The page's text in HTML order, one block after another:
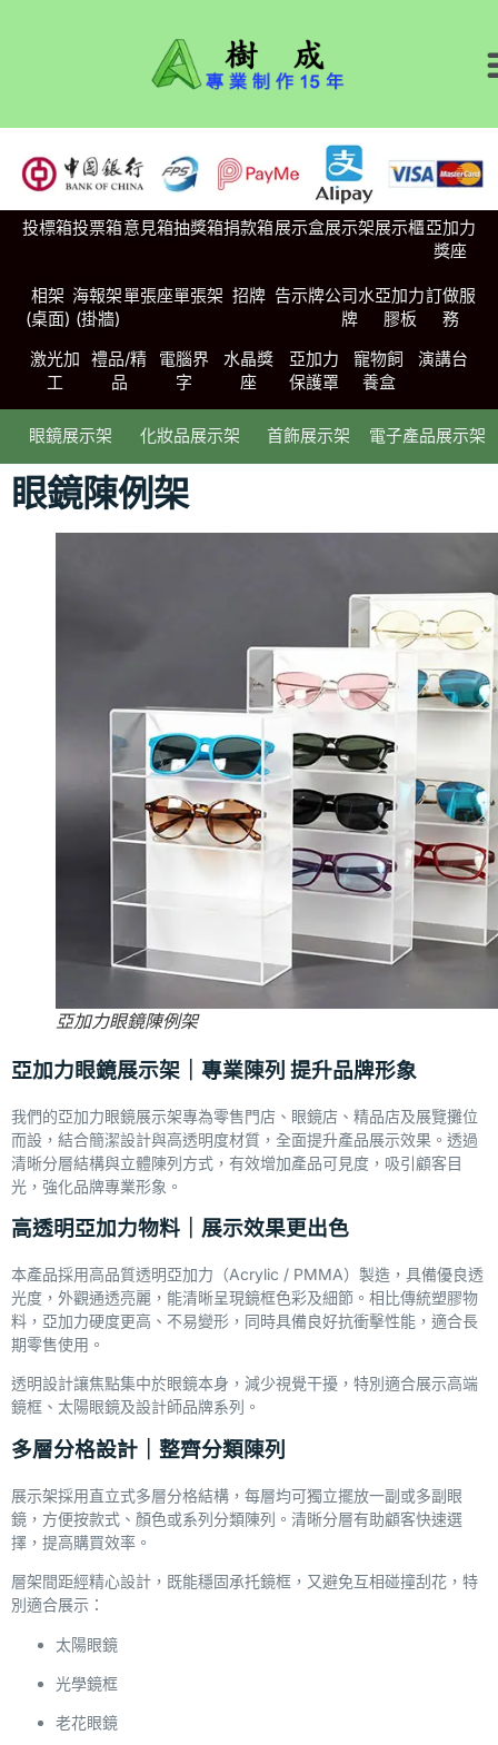
投標箱投票箱意見箱抽獎箱捐款箱展示盒展示架展示櫃亞加力
獎座
相架
(桌面)
海報架
(掛牆)
單張座單張架 招牌 告示牌公司水
牌
亞加力
膠板
訂做服
務
激光加
工
禮品/精
品
電腦界
字
水晶獎
座
亞加力
保護罩
寵物飼
養盒
演講台
眼鏡展示架 化妝品展示架 首飾展示架 電子產品展示架
眼鏡陳例架​
亞加力眼鏡陳例架
亞加力眼鏡展示架｜專業陳列 提升品牌形象
我們的亞加力眼鏡展示架專為零售門店、眼鏡店、精品店及展覽攤位
而設，結合簡潔設計與高透明度材質，全面提升產品展示效果。透過
清晰分層結構與立體陳列方式，有效增加產品可見度，吸引顧客目
光，強化品牌專業形象。
高透明亞加力物料｜展示效果更出色
本產品採用高品質透明亞加力（Acrylic / PMMA）製造，具備優良透
光度，外觀通透亮麗，能清晰呈現鏡框色彩及細節。相比傳統塑膠物
料，亞加力硬度更高、不易變形，同時具備良好抗衝擊性能，適合長
期零售使用。
透明設計讓焦點集中於眼鏡本身，減少視覺干擾，特別適合展示高端
鏡框、太陽眼鏡及設計師品牌系列。
多層分格設計｜整齊分類陳列
展示架採用直立式多層分格結構，每層均可獨立擺放一副或多副眼
鏡，方便按款式、顏色或系列分類陳列。清晰分層有助顧客快速選
擇，提高購買效率。
層架間距經精心設計，既能穩固承托鏡框，又避免互相碰撞刮花，特
別適合展示：
太陽眼鏡
光學鏡框
老花眼鏡